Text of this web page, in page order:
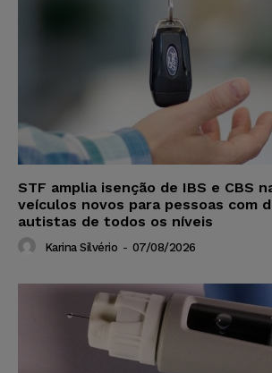
STF amplia isenção de IBS e CBS
veículos novos para pessoas com
autistas de todos os níveis
Karina Silvério - 07/08/2026